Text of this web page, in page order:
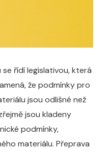
řídí legislativou, která
že podmínky pro
jsou odlišné než
jsou kladeny
podmínky,
materiálu. Přeprava